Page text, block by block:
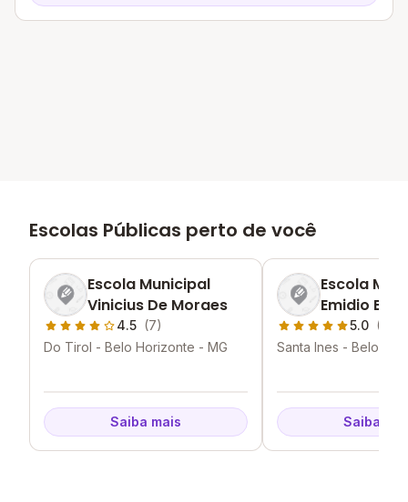
Escolas Públicas perto de você
Escola Municipal
Vinicius De Moraes
4.5 (7)
Do Tirol - Belo Horizonte - MG
Saiba mais
Escola
Emidio
5.0 (6)
Santa Ines - Belo
Saiba